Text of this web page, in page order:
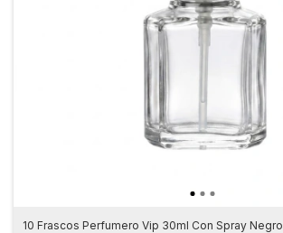
10 Frascos Perfumero Vip 30ml Con Spray Negro